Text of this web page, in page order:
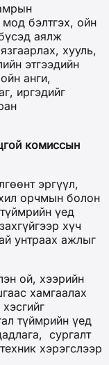
бэлтгэх, ойн
аялж
хууль,
этгээдийн
анги,
иргэдийг
комиссын
эргүүл,
орчмын болон
үед
хүч
унтраах ажлыг
ой, хээрийн
хамгаалах
түймрийн үед
сургалт
хэрэгслээр